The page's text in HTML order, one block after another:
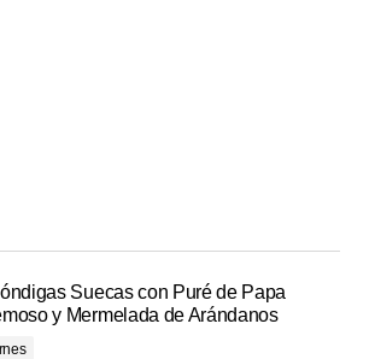
Suecas con Puré de Papa
y Mermelada de Arándanos